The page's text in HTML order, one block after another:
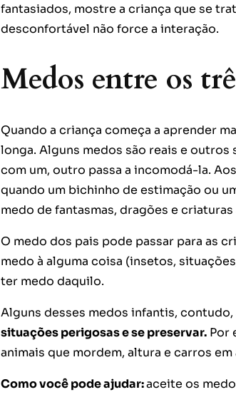
fantasiados, mostre a criança que se
desconfortável não force a interação.
Medos entre os
Quando a criança começa a aprender
longa. Alguns medos são reais e outros
com um, outro passa a incomodá-la.
quando um bichinho de estimação ou
medo de fantasmas, dragões e
O medo dos pais pode passar para as
medo à alguma coisa (insetos,
ter medo daquilo.
Alguns desses medos infantis, contudo,
situações perigosas e se preservar. Por
animais que mordem, altura e carros
Como você pode ajudar:aceite os